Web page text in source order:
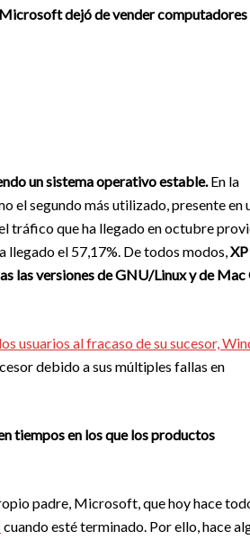
dejó de vender computadores
un sistema operativo estable.En la
el segundo más utilizado, presente en
tráfico que ha llegado en octubre
llegado el 57,17%. De todos modos,
las versiones de GNU/Linux y de Mac
usuarios al fracaso de su sucesor,
debido a sus múltiples fallas en
tiempos en los que los productos
padre, Microsoft, que hoy hace
cuando esté terminado. Por ello, hace